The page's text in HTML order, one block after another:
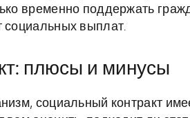
временно поддержать
социальных выплат.
плюсы и минусы
социальный контракт